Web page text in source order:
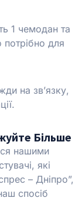
1 чемодан та
для
на зв’язку,
Більше
нашими
які
– Дніпро”,
спосіб